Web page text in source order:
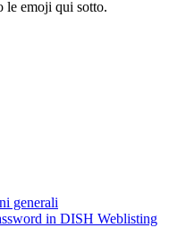
le emoji qui sotto.
generali
in DISH Weblisting